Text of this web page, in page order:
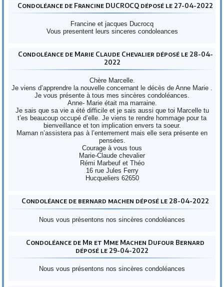
Condoléance de Francine DUCROCQ déposé le 27-04-2022
Francine et jacques Ducrocq
Vous presentent leurs sinceres condoleances
Condoléance de Marie Claude Chevalier déposé le 28-04-
2022
Chère Marcelle.
Je viens d’apprendre la nouvelle concernant le décès de Anne Marie .
Je vous présente à tous mes sincères condoléances.
Anne- Marie était ma marraine.
Je sais que sa vie a été difficile et je sais aussi que toi Marcelle tu
t’es beaucoup occupé d’elle. Je viens te rendre hommage pour ta
bienveillance et ton implication envers ta soeur.
Maman n’assistera pas à l’enterrement mais elle sera présente en
pensées.
Courage à vous tous
Marie-Claude chevalier
Rémi Marbeuf et Théo
16 rue Jules Ferry
Hucqueliers 62650
Condoléance de bernard machen déposé le 28-04-2022
Nous vous présentons nos sincères condoléances
Condoléance de Mr et Mme Machen Dufour Bernard
déposé le 29-04-2022
Nous vous présentons nos sincères condoléances